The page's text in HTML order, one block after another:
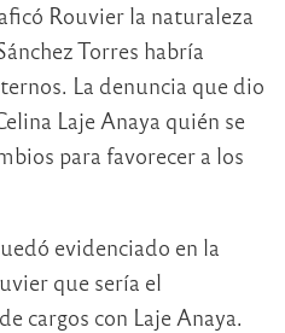
Rouvier la naturaleza
Torres habría
La denuncia que dio
Laje Anaya quién se
para favorecer a los
evidenciado en la
que sería el
cargos con Laje Anaya.